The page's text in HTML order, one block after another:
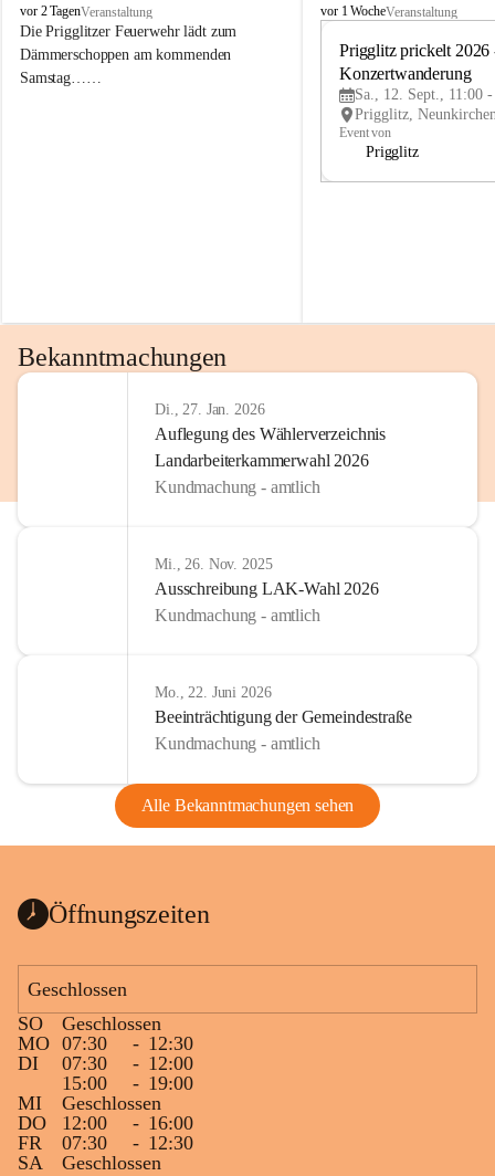
P
r
i
g
vor 2 TagenVeranstaltung
Die Prigglitzer Feuerwehr lädt zum
Dämmerschoppen am kommenden
Samstag……
P
vor 1 WocheVeranstaltung
Prigglitz prickelt 2026
Konzertwanderung
Sa., 12. Sept., 11:00
Event von
Prigglitz
Bekanntmachungen
Di., 27. Jan. 2026
Auflegung des Wählerverzeichnis
Landarbeiterkammerwahl 2026
Kundmachung - amtlich
Mi., 26. Nov. 2025
Ausschreibung LAK-Wahl 2026
Kundmachung - amtlich
Mo., 22. Juni 2026
Beeinträchtigung der Gemeindestraße
Kundmachung - amtlich
Alle Bekanntmachungen sehen
Öffnungszeiten
Geschlossen
SO
Geschlossen
MO 07:30 - 12:30
DI
07:30 - 12:00
15:00
- 19:00
MI
Geschlossen
DO
12:00 - 16:00
FR
07:30 - 12:30
SA
Geschlossen